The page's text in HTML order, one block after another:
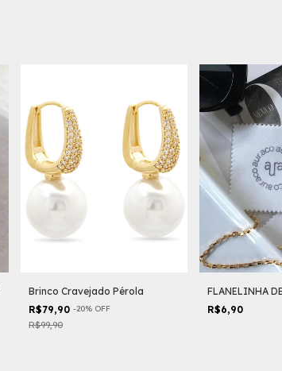
Brinco Cravejado Pérola
R$79,90 -20% OFF
R$99,90
FLANELINHA
R$6,90